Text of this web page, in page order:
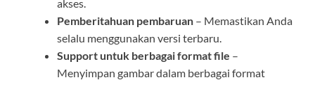
akses.
Pemberitahuan pembaruan – Memastikan Anda
selalu menggunakan versi terbaru.
Support untuk berbagai format file –
Menyimpan gambar dalam berbagai format